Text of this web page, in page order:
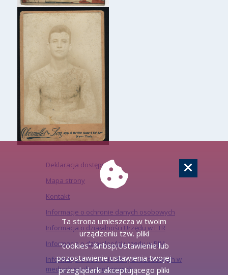
Deklaracja dostępności
Mapa strony
Kontakt
Informacje o ochronie danych osobowych
Informacja o działalności Urzędu w ETR
Informacja o działalności urzędu w PJM
Informacja o ochronie danych osobowych w
mediach społecznościowych
Ta strona umieszcza w twoim
urządzeniu tzw. pliki
"cookies".&nbsp;Ustawienie lub
pozostawienie ustawienia twojej
przeglądarki akceptującego pliki